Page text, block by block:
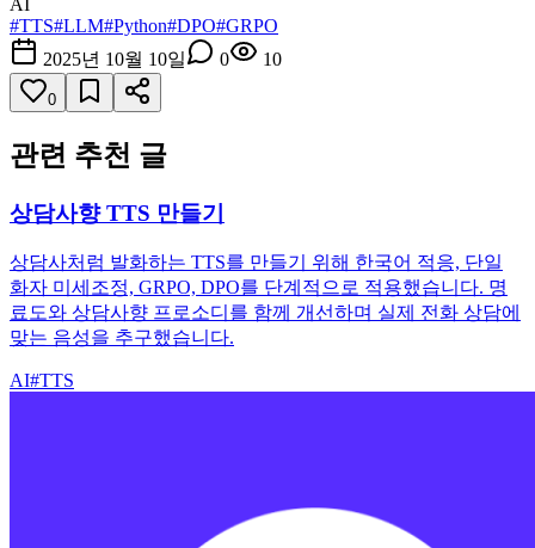
#TTS#LLM#Python#DPO#GRPO
2025년 10월 10일
0 10
0
관련 추천 글
상담사향 TTS 만들기
상담사처럼 발화하는 TTS를 만들기 위해 한국어 적응, 단일
화자 미세조정, GRPO, DPO를 단계적으로 적용했습니다. 명
료도와 상담사향 프로소디를 함께 개선하며 실제 전화 상담에
맞는 음성을 추구했습니다.
AI#TTS